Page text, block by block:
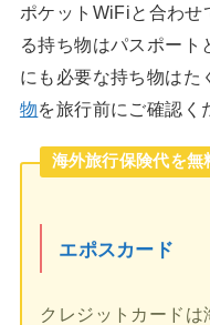
ポケットWiFiと合わせ
る持ち物はパスポート
にも必要な持ち物はた
物を旅行前にご確認く
海外旅行保険代を無
エポスカード
クレジットカード